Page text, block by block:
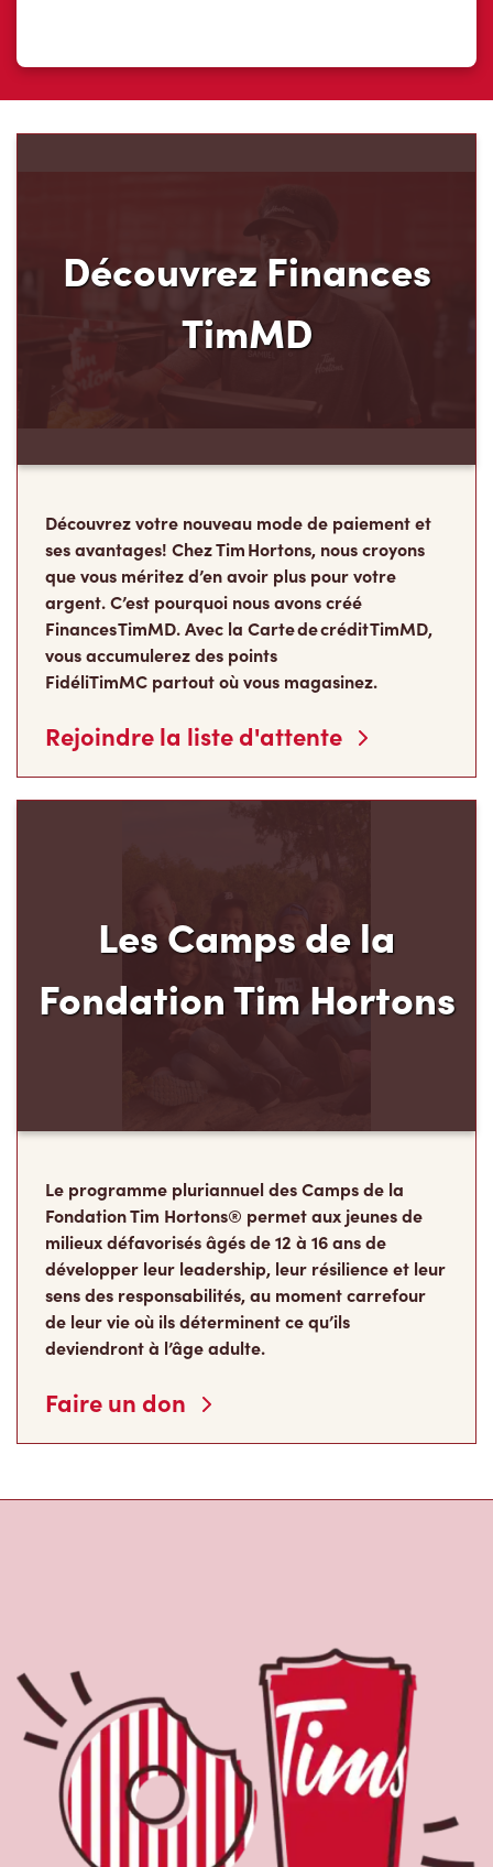
TimMD
Découvrez votre nouveau mode de paiement et
que vous méritez d’en avoir plus pour votre
argent. C’est pourquoi nous avons créé
Finances TimMD. Avec la Carte de crédit TimMD,
vous accumulerez des points
FidéliTimMC partout où vous magasinez.
Rejoindre la liste d'attente
Fondation Tim Hortons
Le programme pluriannuel des Camps de la
milieux défavorisés âgés de 12 à 16 ans de
développer leur leadership, leur résilience et leur
sens des responsabilités, au moment carrefour
de leur vie où ils déterminent ce qu’ils
deviendront à l’âge adulte.
Faire un don